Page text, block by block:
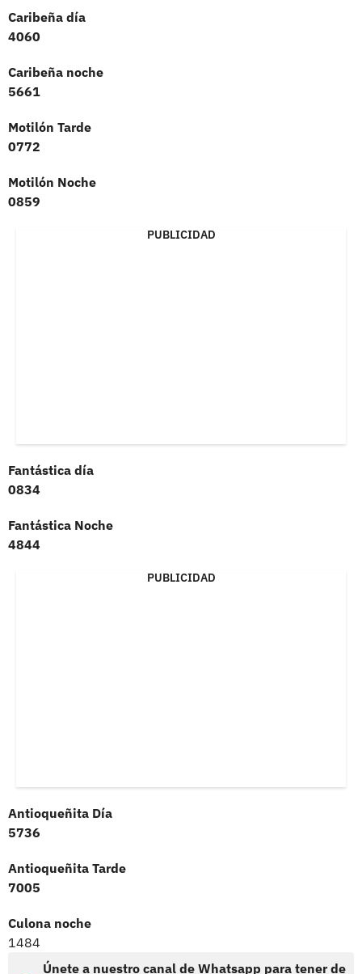
Caribeña día
4060
Caribeña noche
5661
Motilón Tarde
0772
Motilón Noche
0859
PUBLICIDAD
Fantástica día
0834
Fantástica Noche
4844
PUBLICIDAD
Antioqueñita Día
5736
Antioqueñita Tarde
7005
Culona noche
1484
Únete a nuestro canal de Whatsapp para tener de